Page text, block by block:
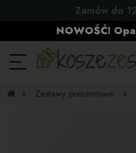
Zamów do
NOWOŚĆ!
» Zestawy prezentowe »